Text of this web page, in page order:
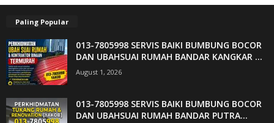
Paling Popular
013-7805998 SERVIS BAIKI BUMBUNG BOCOR
DAN UBAHSUAI RUMAH BANDAR KANGKAR ...
August 1, 2026
013-7805998 SERVIS BAIKI BUMBUNG BOCOR
DAN UBAHSUAI RUMAH BANDAR PUTRA...